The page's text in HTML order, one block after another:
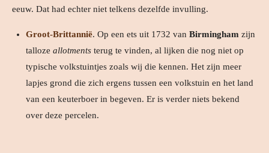
eeuw. Dat had echter niet telkens dezelfde invulling.
Groot-Brittannië. Op een ets uit 1732 van Birminghamzijn
talloze allotments terug te vinden, al lijken die nog niet op
typische volkstuintjes zoals wij die kennen. Het zijn meer
lapjes grond die zich ergens tussen een volkstuin en het land
van een keuterboer in begeven. Er is verder niets bekend
over deze percelen.